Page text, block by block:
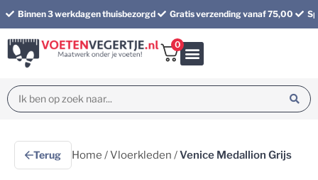
Binnen 3 werkdagen thuisbezorgd Gratis verzending vanaf 75,00
0
Terug Home /Vloerkleden /Venice Medallion Grijs